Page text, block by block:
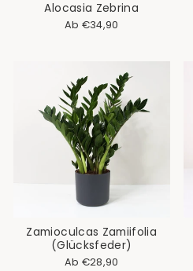
Alocasia Zebrina
Ab €34,90
Zamioculcas Zamiifolia
(Glücksfeder)
Ab €28,90